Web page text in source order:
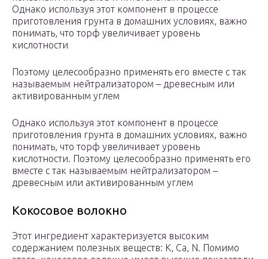
Однако используя этот компонент в процессе
приготовления грунта в домашних условиях, важно
понимать, что торф увеличивает уровень
кислотности
Поэтому целесообразно применять его вместе с так
называемым нейтрализатором – древесным или
активированным углем
Однако используя этот компонент в процессе
приготовления грунта в домашних условиях, важно
понимать, что торф увеличивает уровень
кислотности. Поэтому целесообразно применять его
вместе с так называемым нейтрализатором –
древесным или активированным углем
Кокосовое волокно
Этот ингредиент характеризуется высоким
содержанием полезных веществ: К, Са, N. Помимо